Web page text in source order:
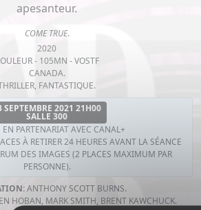
apesanteur.
COME TRUE.
2020
- 105MN - VOSTF
CANADA.
FANTASTIQUE.
SEPTEMBRE 2021 21H00
SALLE 300
EN PARTENARIAT AVEC CANAL+
À RETIRER 24 HEURES AVANT LA SÉANCE
DES IMAGES (2 PLACES MAXIMUM PAR
PERSONNE).
ANTHONY SCOTT BURNS.
HOBAN, MARK SMITH, BRENT KAWCHUCK.